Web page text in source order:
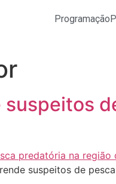
Programação
suspeitos de